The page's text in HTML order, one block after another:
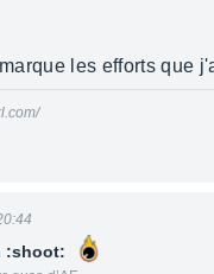
les efforts que
:shoot: